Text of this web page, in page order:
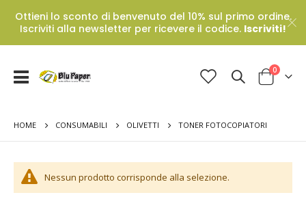
Ottieni lo sconto di benvenuto del 10% sul primo ordine.
Iscriviti alla newsletter per ricevere il codice. Iscriviti!
Toggle
Cart
0Prodotti
HOME CONSUMABILI OLIVETTI TONER FOTOCOPIATORI
Nessun prodotto corrisponde alla selezione.